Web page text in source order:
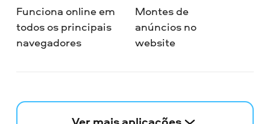
Funciona online em
todos os principais
navegadores
Montes de
anúncios no
website